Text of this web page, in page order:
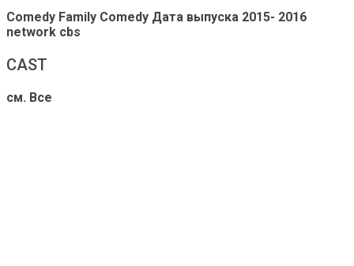
Comedy Family Comedy Дата выпуска 2015- 2016
network cbs
CAST
см. Все